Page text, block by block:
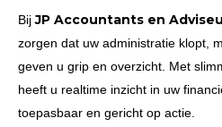
BijJP Accountants en
zorgen dat uw administratie klopt,
geven u grip en overzicht. Met
heeft u realtime inzicht in uw
toepasbaar en gericht op actie.